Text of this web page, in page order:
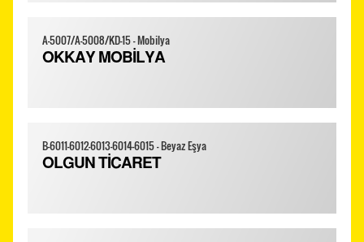
A-5007/A-5008/KD-15 - Mobilya
OKKAY MOBİLYA
B-6011-6012-6013-6014-6015 - Beyaz Eşya
OLGUN TİCARET